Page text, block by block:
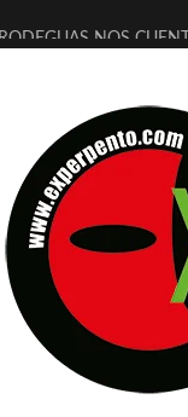
NOS
DE JUAN
DEL
NADA) DE LA
EN #EXVITA
REINVENTAN
PRESENTA EN
EN EXVITA